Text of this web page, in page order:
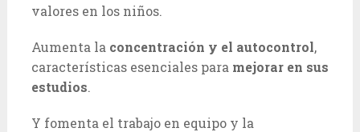
valores en los niños.
Aumenta la concentración y el autocontrol,
características esenciales para mejorar en sus
estudios.
Y fomenta el trabajo en equipo y la